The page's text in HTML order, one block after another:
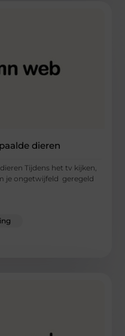
dieren
Tijdens het tv kijken,
je ongetwijfeld geregeld